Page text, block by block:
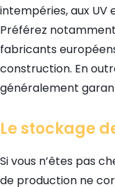
intempéries, aux
Préférez
fabricants
construction. En
généralement
Le stockage
Si vous n’êtes pas
de production ne